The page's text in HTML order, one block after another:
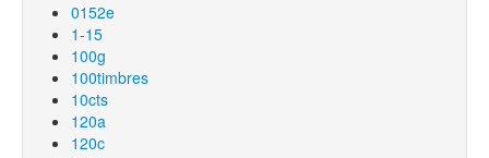
0152e
1-15
100g
100timbres
10cts
120a
120c